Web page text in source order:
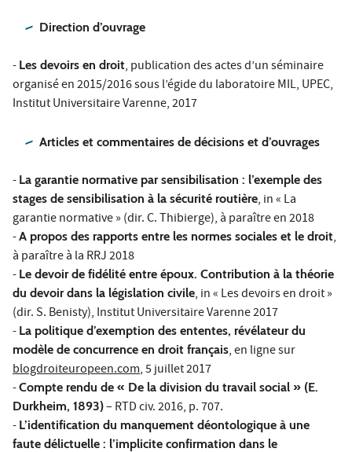
Direction d’ouvrage
- Les devoirs en droit, publication des actes d’un séminaire
organisé en 2015/2016 sous l’égide du laboratoire MIL, UPEC,
Institut Universitaire Varenne, 2017
Articles et commentaires de décisions et d’ouvrages
- La garantie normative par sensibilisation : l’exemple des
stages de sensibilisation à la sécurité routière, in « La
garantie normative » (dir. C. Thibierge), à paraître en 2018
-A propos des rapports entre les normes sociales et le droit,
à paraître à la RRJ 2018
- Le devoir de fidélité entre époux. Contribution à la théorie
du devoir dans la législation civile, in « Les devoirs en droit »
(dir. S. Benisty), Institut Universitaire Varenne 2017
- La politique d’exemption des ententes, révélateur du
modèle de concurrence en droit français, en ligne sur
blogdroiteuropeen.com, 5 juillet 2017
-Compte rendu de « De la division du travail social » (E.
Durkheim, 1893)– RTD civ. 2016, p. 707.
- L’identification du manquement déontologique à une
faute délictuelle : l’implicite confirmation dans le